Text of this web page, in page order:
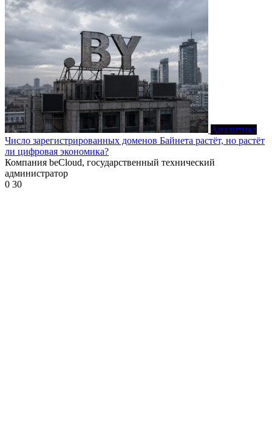
Аналитика
Число зарегистрированных доменов Байнета растёт, но растёт
ли цифровая экономика?
Компания beCloud, государственный технический
администратор
0 30